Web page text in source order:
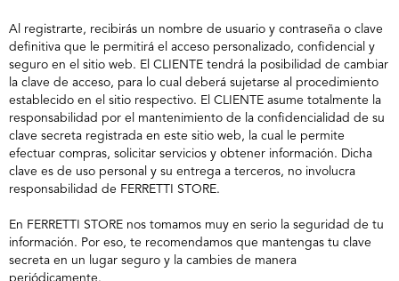
Al registrarte, recibirás un nombre de usuario y contraseña o clave
definitiva que le permitirá el acceso personalizado, confidencial y
seguro en el sitio web. El CLIENTE tendrá la posibilidad de cambiar
la clave de acceso, para lo cual deberá sujetarse al procedimiento
establecido en el sitio respectivo. El CLIENTE asume totalmente la
responsabilidad por el mantenimiento de la confidencialidad de su
clave secreta registrada en este sitio web, la cual le permite
efectuar compras, solicitar servicios y obtener información. Dicha
clave es de uso personal y su entrega a terceros, no involucra
responsabilidad de FERRETTI STORE.
En FERRETTI STORE nos tomamos muy en serio la seguridad de tu
información. Por eso, te recomendamos que mantengas tu clave
secreta en un lugar seguro y la cambies de manera
periódicamente.